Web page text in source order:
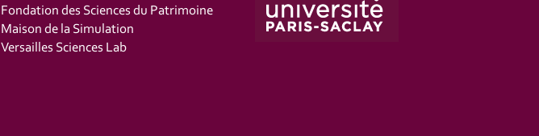
Fondation des Sciences du Patrimoine
Maison de la Simulation
Versailles Sciences Lab